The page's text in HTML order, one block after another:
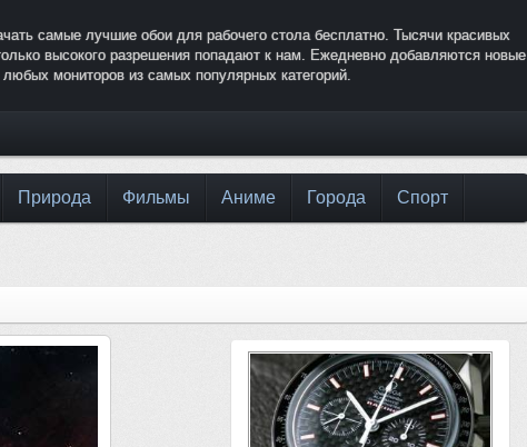
самые лучшие обои для рабочего стола бесплатно. Тысячи красивых
высокого разрешения попадают к нам. Ежедневно добавляются новые
мониторов из самых популярных категорий.
Природа Фильмы Аниме Города Спорт